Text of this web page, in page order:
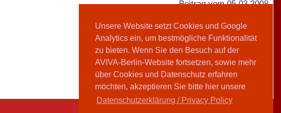
Unsere Website setzt Cookies und Google
Analytics ein, um bestmögliche Funktionalität
zu bieten. Wenn Sie den Besuch auf der
AVIVA-Berlin-Website fortsetzen, sowie mehr
über Cookies und Datenschutz erfahren
möchten, akzeptieren Sie bitte hier unsere
Datenschutzerklärung / Privacy Policy
Beitrag vom 05.03.2008
Silvy Pommerenke
Teilen